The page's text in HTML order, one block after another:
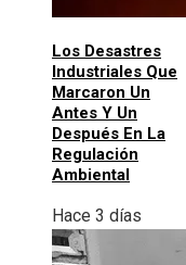
Los Desastres
Industriales Que
Marcaron Un
Antes Y Un
Después En La
Regulación
Ambiental
Hace 3 días